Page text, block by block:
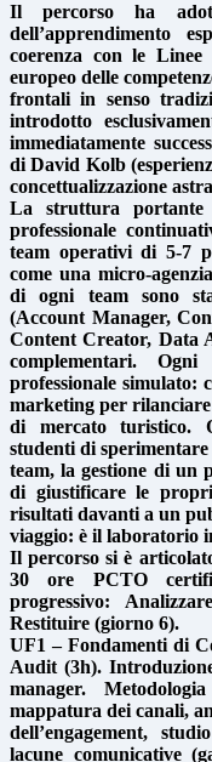
Il percorso ha
dell’apprendimento
coerenza con le
europeo delle
frontali in senso
introdotto
immediatamente
di David Kolb
concettualizzazione
La struttura
professionale
team operativi di 5-7
come una micro-
di ogni team sono
(Account Manager,
Content Creator, Data
complementari.
professionale simulato:
marketing per rilanciare
di mercato turistico.
studenti di
team, la gestione di un
di giustificare le
risultati davanti a un
viaggio: è il laboratorio
Il percorso si è
30 ore PCTO
progressivo:
Restituire (giorno 6).
UF1 – Fondamenti di
Audit (3h).
manager.
mappatura dei canali,
dell’engagement,
lacune comunicative